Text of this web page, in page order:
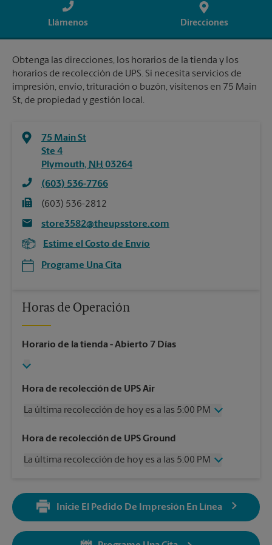
Llámenos Direcciones
Obtenga las direcciones, los horarios de la tienda y los
horarios de recolección de UPS. Si necesita servicios de
impresión, envío, trituración o buzón, visítenos en 75 Main
St, de propiedad y gestión local.
75 Main St
Ste 4
Plymouth, NH 03264
(603) 536-7766
(603) 536-2812
store3582@theupsstore.com
Estime el Costo de Envío
Programe Una Cita
Horas de Operación
Horario de la tienda- Abierto 7 Días
Hora de recolección de UPS Air
La última recolección de hoy es a las 5:00 PM
Miércoles
5:00 PM
Viernes
5:00 PM
Lunes
5:00 PM
Martes
Hora de recolección de UPS Ground
La última recolección de hoy es a las 5:00 PM
Jueves
Viernes
5:00 PM
Sin Recolección
Inicie El Pedido De Impresión En Línea